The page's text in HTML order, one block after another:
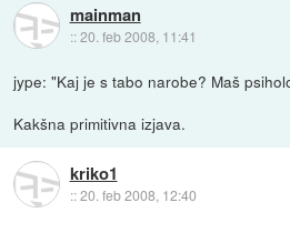
mainman
::20. feb 2008, 11:41
jype: "Kaj je s tabo narobe? Maš
Kakšna primitivna izjava.
kriko1
::20. feb 2008, 12:40